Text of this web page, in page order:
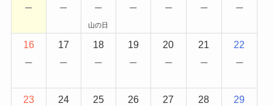
− − −
山の日
− − − −
16
−
17
−
18
−
19
−
20
−
21
−
22
−
23 24 25 26 27 28 29